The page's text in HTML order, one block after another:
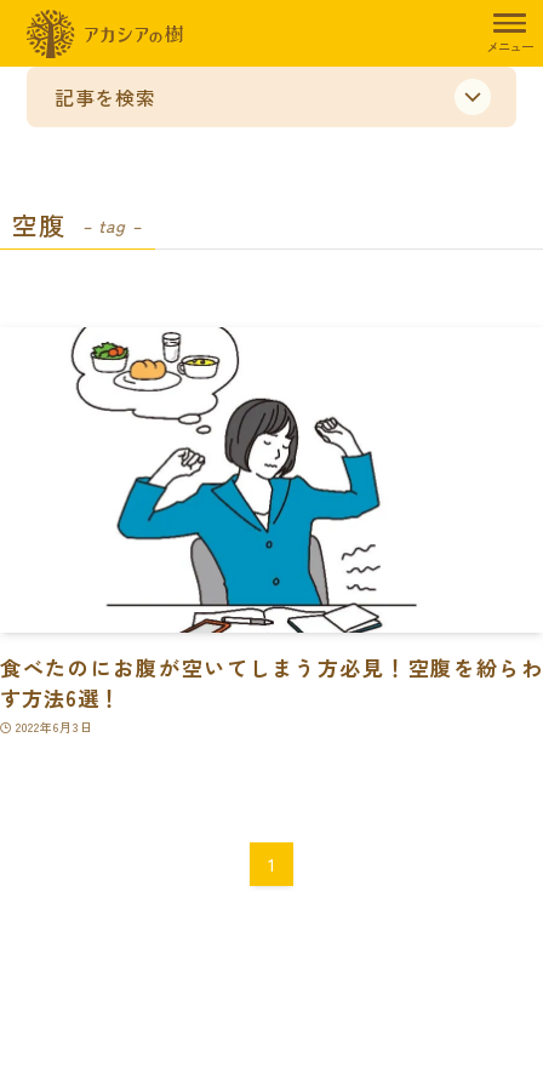
メニュー
記事を検索
空腹 – tag –
食べたのにお腹が空いてしまう方必見！空腹を紛らわ
す方法6選！
2022年6月3日
1